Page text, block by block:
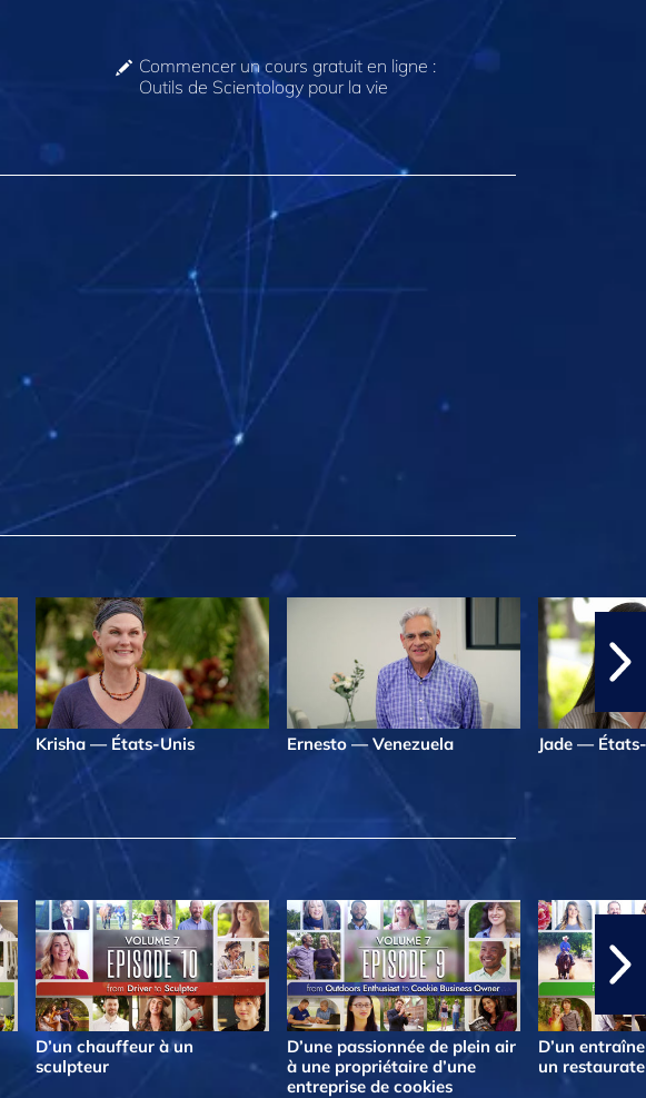
Commencer un cours gratuit en ligne :
Outils de Scientology pour la vie
Krisha — États-Unis Ernesto — Venezuela Jade —
D’un chauffeur à un
sculpteur
D’une passionnée de plein air
à une propriétaire d’une
entreprise de cookies
D’un
un